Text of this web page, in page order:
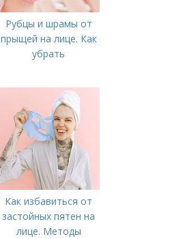
Рубцы и шрамы от
прыщей на лице. Как
убрать
Как избавиться от
застойных пятен на
лице. Методы